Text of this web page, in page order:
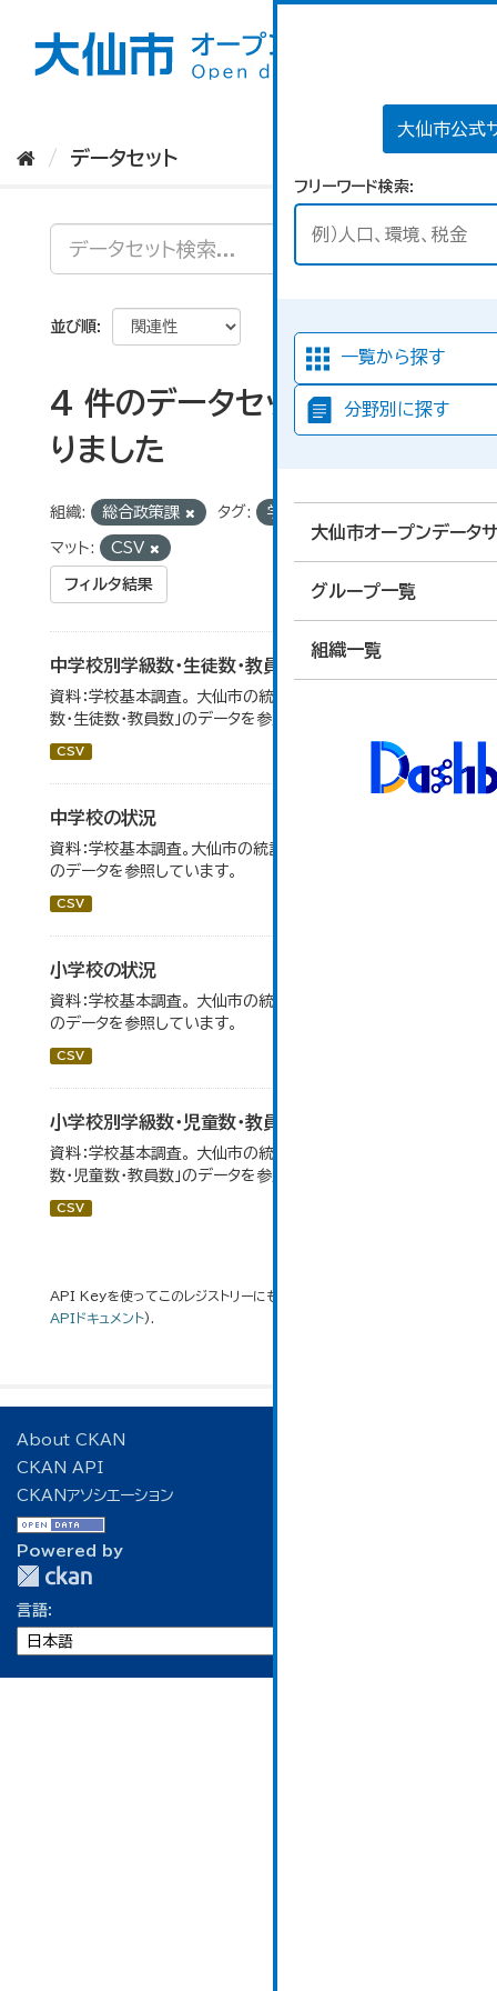
大仙市公式
フリーワード検索
一覧から探す
分野別に探す
大仙市オープンデータ
グループ一覧
組織一覧
データセット
並び順
4 件のデータセットが見つか
りました
組織: 総合政策課 タグ: 学校基本調査
マット: CSV
フィルタ結果
中学校別学級数・生徒数・教員数
資料：学校基本調査。 大仙市の統計「14-6 中学校別学級
数・生徒数・教員数」のデータを参照しています。
CSV
中学校の状況
資料：学校基本調査。大仙市の統計「14-5 中学校の状況」
のデータを参照しています。
CSV
小学校の状況
資料：学校基本調査。 大仙市の統計「14-3 小学校の状況」
のデータを参照しています。
CSV
小学校別学級数・児童数・教員数
資料：学校基本調査。 大仙市の統計「14-4 小学校別学級
数・児童数・教員数」のデータを参照しています。
CSV
API Keyを使ってこのレジストリーにもアクセス可能です
APIドキュメント).
About CKAN
CKAN API
CKANアソシエーション
Powered by
言語